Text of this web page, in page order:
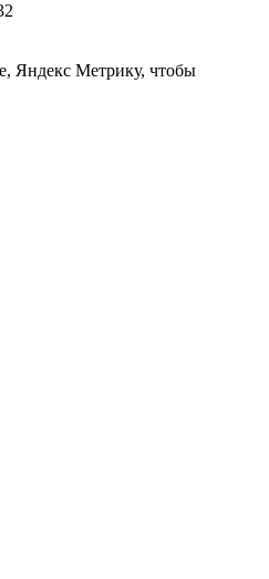
Яндекс Метрику, чтобы